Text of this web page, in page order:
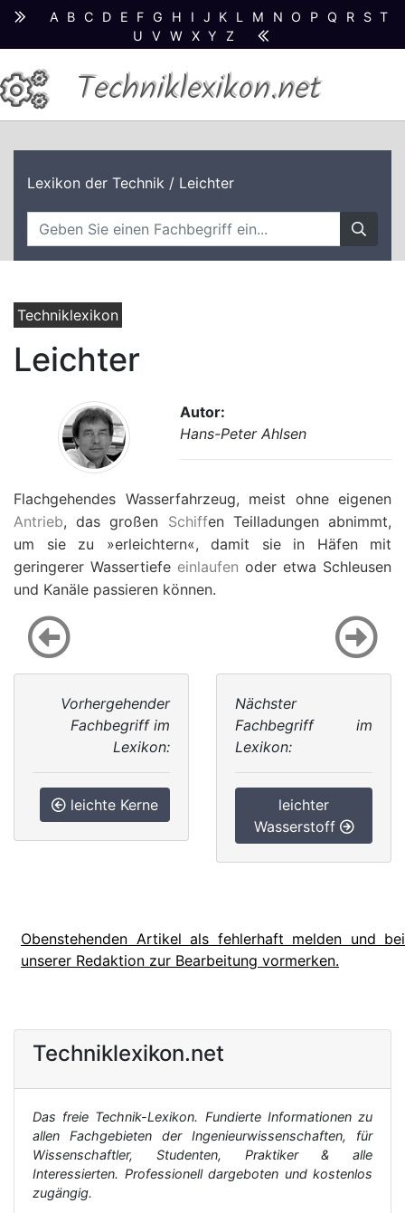
A B C D E F G H I J K L M N O P Q R S T
U
V W X Y Z
Techniklexikon.net
Lexikon der Technik / Leichter
Techniklexikon
Leichter
Autor:
Hans-Peter Ahlsen
Flachgehendes Wasserfahrzeug, meist ohne eigenen
Antrieb, das großen Schiffen Teilladungen abnimmt,
um sie zu »erleichtern«, damit sie in Häfen mit
geringerer Wassertiefe einlaufen oder etwa Schleusen
und Kanäle passieren können.
Vorhergehender
Fachbegriff im
Lexikon:
leichte Kerne
Nächster
Fachbegriff im
Lexikon:
leichter
Wasserstoff
Obenstehenden Artikel als fehlerhaft melden und bei
unserer Redaktion zur Bearbeitung vormerken.
Techniklexikon.net
Das freie Technik-Lexikon. Fundierte Informationen zu
allen Fachgebieten der Ingenieurwissenschaften, für
Wissenschaftler, Studenten, Praktiker & alle
Interessierten. Professionell dargeboten und kostenlos
zugängig.